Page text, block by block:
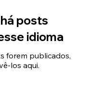
posts
idioma
forem publicados,
los aqui.